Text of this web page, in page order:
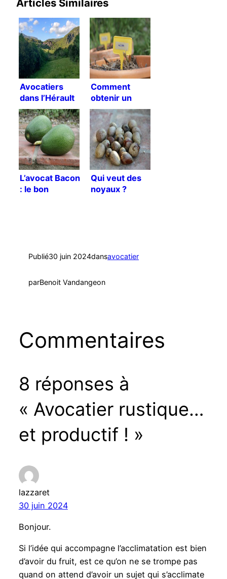
Articles Similaires
Avocatiers
dans l’Hérault
Comment
obtenir un
avocatier
rustique ?
L’avocat Bacon
: le bon
Qui veut des
noyaux ?
Publié30 juin 2024dansavocatier
parBenoit Vandangeon
Commentaires
8 réponses à
« Avocatier rustique…
et productif ! »
lazzaret
30 juin 2024
Bonjour.
Si l’idée qui accompagne l’acclimatation est bien
d’avoir du fruit, est ce qu’on ne se trompe pas
quand on attend d’avoir un sujet qui s’acclimate